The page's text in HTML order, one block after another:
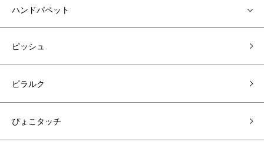
ハンドパペット
ピッシュ
ピラルク
ぴょこタッチ